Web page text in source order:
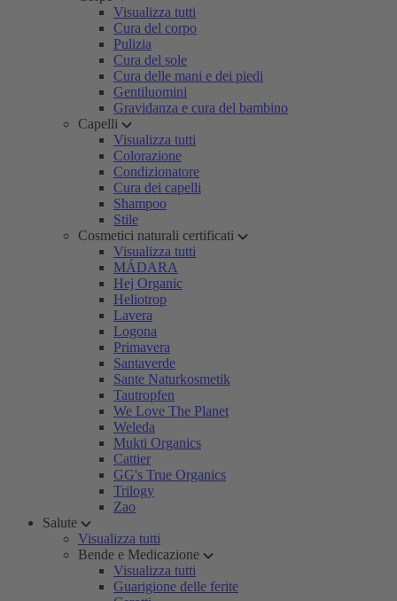
Visualizza tutti
Cura del corpo
Pulizia
Cura del sole
Cura delle mani e dei piedi
Gentiluomini
Gravidanza e cura del bambino
Capelli
Visualizza tutti
Colorazione
Condizionatore
Cura dei capelli
Shampoo
Stile
Cosmetici naturali certificati
Visualizza tutti
MÁDARA
Hej Organic
Heliotrop
Lavera
Logona
Primavera
Santaverde
Sante Naturkosmetik
Tautropfen
We Love The Planet
Weleda
Mukti Organics
Cattier
GG's True Organics
Trilogy
Zao
Salute
Visualizza tutti
Bende e Medicazione
Visualizza tutti
Guarigione delle ferite